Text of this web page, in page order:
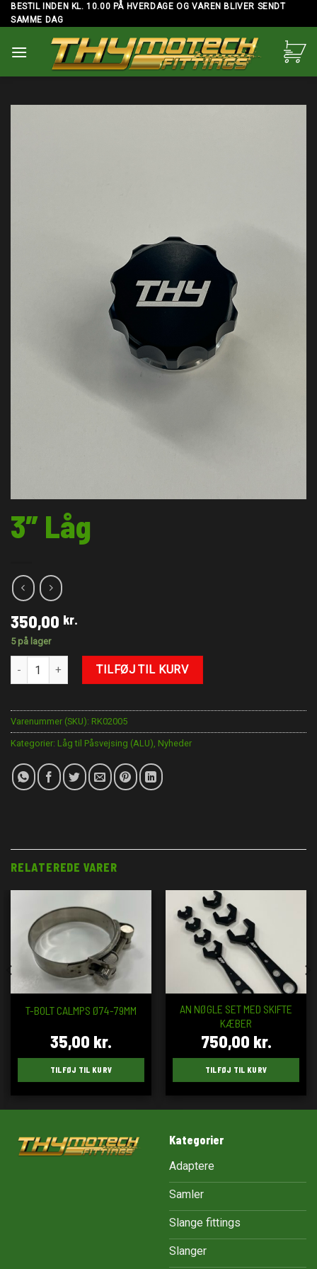
Skip
to
BESTIL INDEN KL. 10.00 PÅ HVERDAGE OG VAREN BLIVER SENDT
SAMME DAG
3″ Låg
350,00 kr.
5 på lager
3" Låg antal TILFØJ TIL KURV
Varenummer (SKU): RK02005
Kategorier: Låg til Påsvejsing (ALU), Nyheder
RELATEREDE VARER
T-BOLT CALMPS Ø74-79MM
35,00 kr.
TILFØJ TIL KURV
AN NØGLE SET MED SKIFTE
KÆBER
750,00 kr.
TILFØJ TIL KURV
Kategorier
Adaptere
Samler
Slange fittings
Slanger